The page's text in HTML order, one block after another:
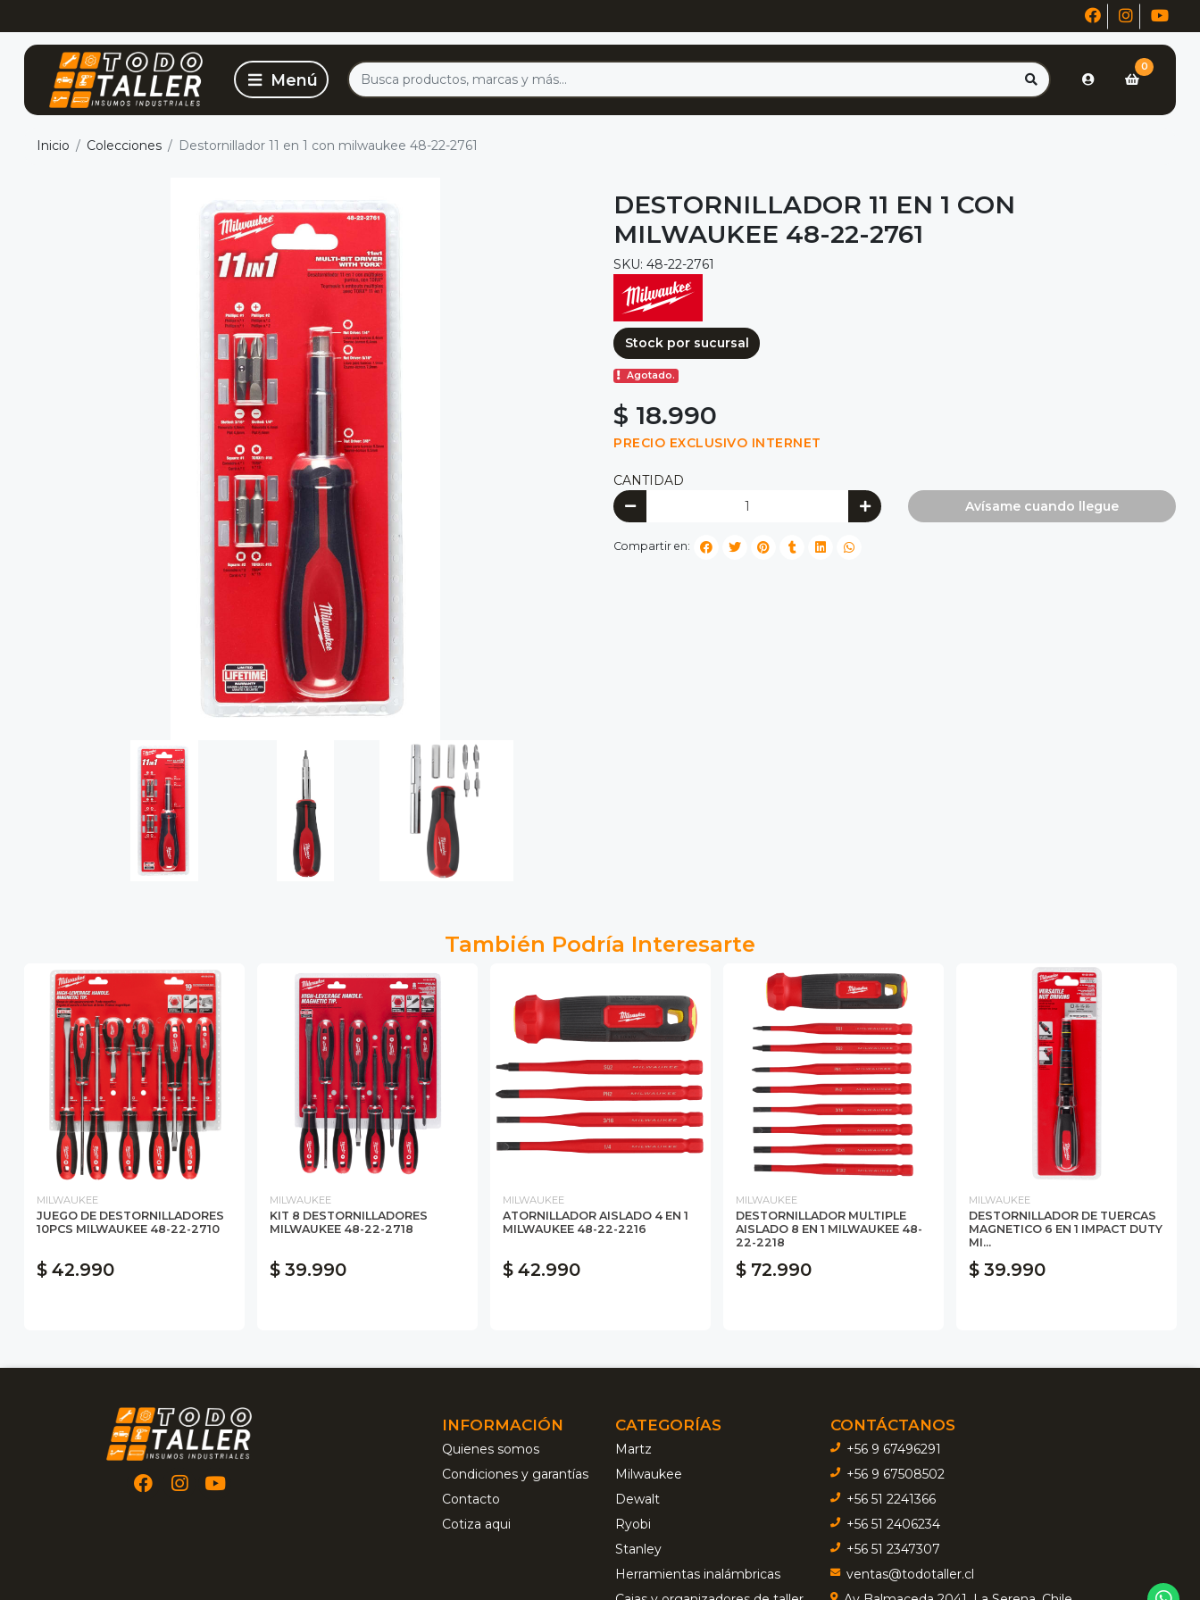
0
Inicio Colecciones Destornillador 11 en 1 con milwaukee 48-22-2761
DESTORNILLADOR 11 EN 1 CON
MILWAUKEE 48-22-2761
SKU: 48-22-2761
Stock por sucursal
Agotado.
$ 18.990
PRECIO EXCLUSIVO INTERNET
CANTIDAD
Avísame cuando llegue
Compartir en:
También Podría Interesarte
MILWAUKEE
JUEGO DE DESTORNILLADORES
10PCS MILWAUKEE 48-22-2710
$ 42.990
MILWAUKEE
KIT 8 DESTORNILLADORES
MILWAUKEE 48-22-2718
$ 39.990
MILWAUKEE
ATORNILLADOR AISLADO 4 EN 1
MILWAUKEE 48-22-2216
$ 42.990
MILWAUKEE
DESTORNILLADOR MULTIPLE
AISLADO 8 EN 1 MILWAUKEE 48-
22-2218
$ 72.990
MILWAUKEE
DESTORNILLADOR DE TUERCAS
MAGNETICO 6 EN 1 IMPACT DUTY
MI...
$ 39.990
INFORMACIÓN
Quienes somos
Condiciones y garantías
Contacto
Cotiza aqui
CATEGORÍAS
Martz
Milwaukee
Dewalt
Ryobi
Stanley
Herramientas inalámbricas
CONTÁCTANOS
+56 9 67496291
+56 9 67508502
+56 51 2241366
+56 51 2406234
+56 51 2347307
ventas@todotaller.cl